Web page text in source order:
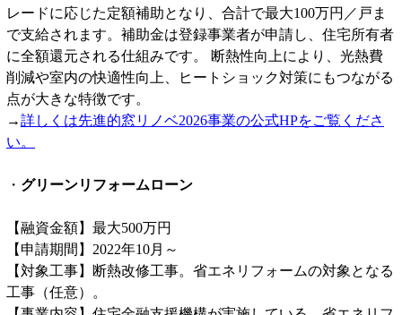
レードに応じた定額補助となり、合計で最大100万円／戸ま
で支給されます。補助金は登録事業者が申請し、住宅所有者
に全額還元される仕組みです。 断熱性向上により、光熱費
削減や室内の快適性向上、ヒートショック対策にもつながる
点が大きな特徴です。
→詳しくは先進的窓リノベ2026事業の公式HPをご覧くださ
い。
・ グリーンリフォームローン
【融資金額】最大500万円
【申請期間】2022年10月～
【対象工事】断熱改修工事。省エネリフォームの対象となる
工事（任意）。